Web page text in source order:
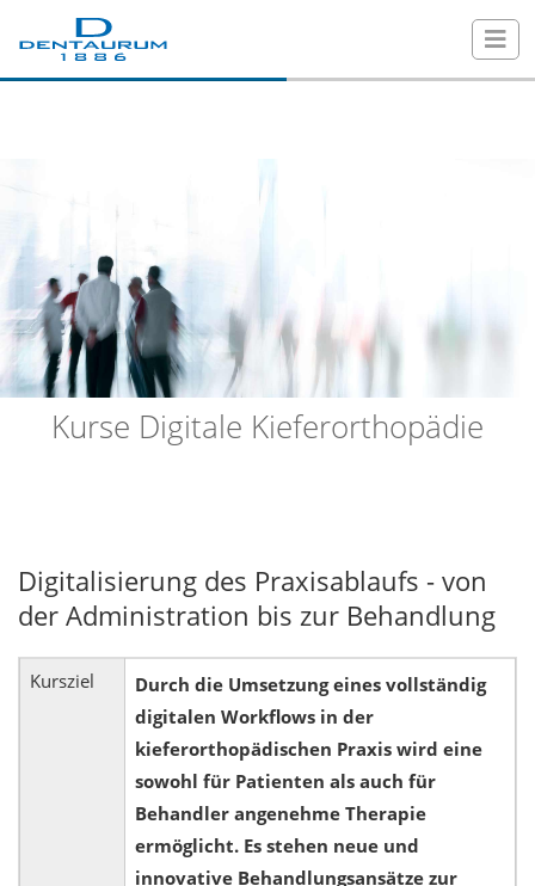
Kurse Digitale Kieferorthopädie
Digitalisierung des Praxisablaufs - von
der Administration bis zur Behandlung
Kursziel
Durch die Umsetzung eines vollständig
digitalen Workflows in der
kieferorthopädischen Praxis wird eine
sowohl für Patienten als auch für
Behandler angenehme Therapie
ermöglicht. Es stehen neue und
innovative Behandlungsansätze zur